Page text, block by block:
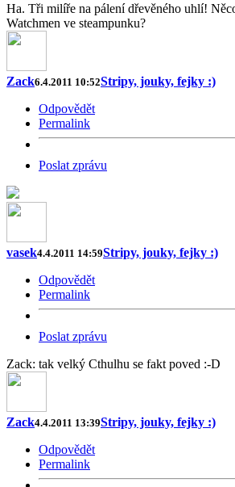
Ha. Tři milíře na pálení dřevěného uhlí!
Watchmen ve steampunku?
Zack6.4.2011 10:52Stripy, jouky, fejky :)
Odpovědět
Permalink
Poslat zprávu
vasek4.4.2011 14:59Stripy, jouky, fejky :)
Odpovědět
Permalink
Poslat zprávu
Zack: tak velký Cthulhu se fakt poved :-D
Zack4.4.2011 13:39Stripy, jouky, fejky :)
Odpovědět
Permalink